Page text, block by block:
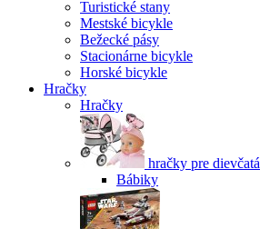
Turistické stany
Mestské bicykle
Bežecké pásy
Stacionárne bicykle
Horské bicykle
Hračky
Hračky
hračky pre dievčatá
Bábiky